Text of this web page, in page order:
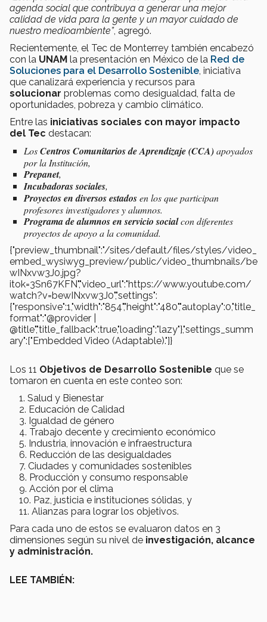
agenda social que contribuya a generar una mejor
calidad de vida para la gente y un mayor cuidado de
nuestro medioambiente”, agregó.
Recientemente, el Tec de Monterrey también encabezó
con la UNAM la presentación en México de la Red de
Soluciones para el Desarrollo Sostenible , iniciativa
que canalizará experiencia y recursos para
solucionar problemas como desigualdad, falta de
oportunidades, pobreza y cambio climático.
Entre las iniciativas sociales con mayor impacto
del Tec destacan:
LosCentros Comunitarios de Aprendizaje (CCA)apoyados
por la Institución,
Prepanet,
Incubadoras sociales,
Proyectos en diversos estadosen los que participan
profesores investigadores y alumnos.
Programa de alumnos en servicio socialcon diferentes
proyectos de apoyo a la comunidad.
{"preview_thumbnail":"/sites/default/files/styles/video_
embed_wysiwyg_preview/public/video_thumbnails/be
wINxvw3J0.jpg?
itok=3Sn67KFN","video_url":"https://www.youtube.com/
watch?v=bewINxvw3J0","settings":
{"responsive":1,"width":"854","height":"480","autoplay":0,"title_
format":"@provider |
@title","title_fallback":true,"loading":"lazy"},"settings_summ
ary":["Embedded Video (Adaptable)."]}
Los 11 Objetivos de Desarrollo Sostenible que se
tomaron en cuenta en este conteo son:
Salud y Bienestar
Educación de Calidad
Igualdad de género
Trabajo decente y crecimiento económico
Industria, innovación e infraestructura
Reducción de las desigualdades
Ciudades y comunidades sostenibles
Producción y consumo responsable
Acción por el clima
Paz, justicia e instituciones sólidas, y
Alianzas para lograr los objetivos.
Para cada uno de estos se evaluaron datos en 3
dimensiones según su nivel de investigación, alcance
y administración.
LEE TAMBIÉN: